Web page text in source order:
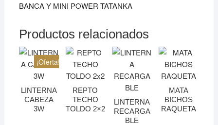
BANCA Y MINI POWER TATANKA
Productos relacionados
¡Oferta!
LINTERNA
CABEZA
3W
REPTO
TECHO
TOLDO 2×2
LINTERNA
RECARGA
BLE
MATA
BICHOS
RAQUETA